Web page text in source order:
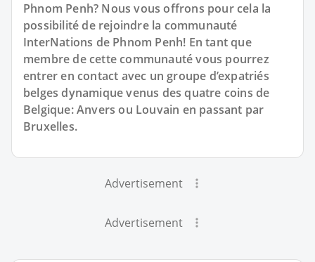
Phnom Penh? Nous vous offrons pour cela la
possibilité de rejoindre la communauté
InterNations de Phnom Penh! En tant que
membre de cette communauté vous pourrez
entrer en contact avec un groupe d’expatriés
belges dynamique venus des quatre coins de
Belgique: Anvers ou Louvain en passant par
Bruxelles.
Advertisement
Advertisement